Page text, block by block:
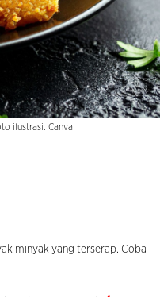
ilustrasi: Canva
minyak yang terserap. Coba